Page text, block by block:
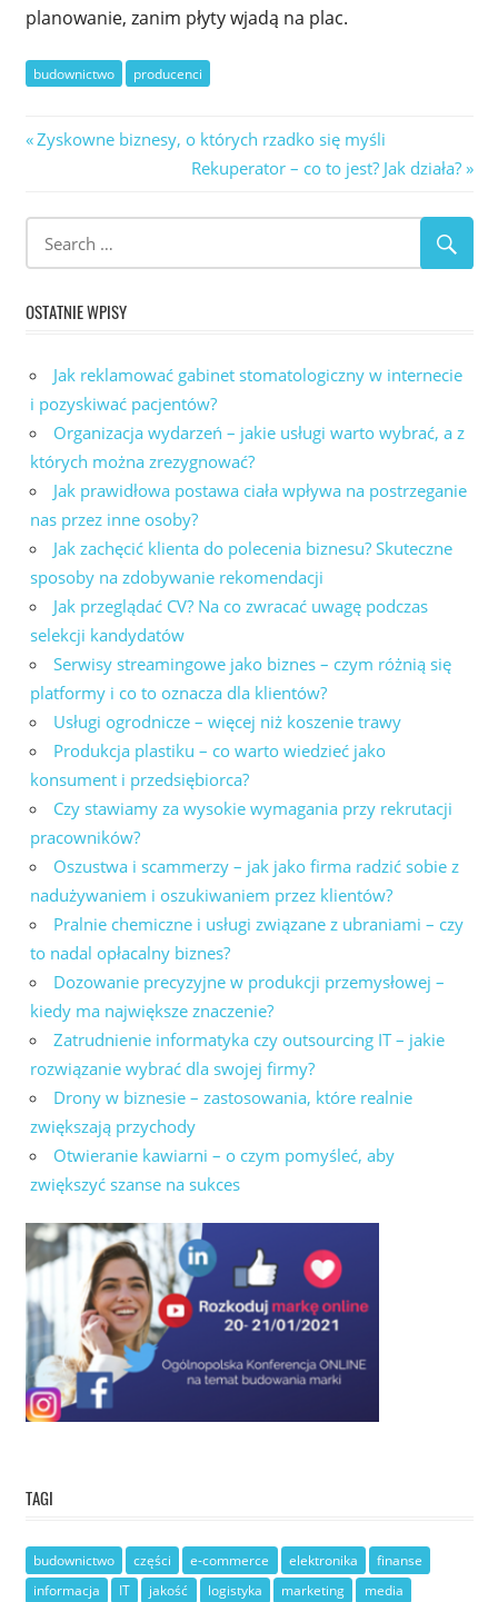
planowanie, zanim płyty wjadą na plac.
budownictwo producenci
Nawigacja
Previous
Zyskowne biznesy, o których rzadko się myśli
Next
Rekuperator – co to jest? Jak działa?
OSTATNIE WPISY
Jak reklamować gabinet stomatologiczny w internecie
i pozyskiwać pacjentów?
Organizacja wydarzeń – jakie usługi warto wybrać, a z
których można zrezygnować?
Jak prawidłowa postawa ciała wpływa na postrzeganie
nas przez inne osoby?
Jak zachęcić klienta do polecenia biznesu? Skuteczne
sposoby na zdobywanie rekomendacji
Jak przeglądać CV? Na co zwracać uwagę podczas
selekcji kandydatów
Serwisy streamingowe jako biznes – czym różnią się
platformy i co to oznacza dla klientów?
Usługi ogrodnicze – więcej niż koszenie trawy
Produkcja plastiku – co warto wiedzieć jako
konsument i przedsiębiorca?
Czy stawiamy za wysokie wymagania przy rekrutacji
pracowników?
Oszustwa i scammerzy – jak jako firma radzić sobie z
nadużywaniem i oszukiwaniem przez klientów?
Pralnie chemiczne i usługi związane z ubraniami – czy
to nadal opłacalny biznes?
Dozowanie precyzyjne w produkcji przemysłowej –
kiedy ma największe znaczenie?
Zatrudnienie informatyka czy outsourcing IT – jakie
rozwiązanie wybrać dla swojej firmy?
Drony w biznesie – zastosowania, które realnie
zwiększają przychody
Otwieranie kawiarni – o czym pomyśleć, aby
zwiększyć szanse na sukces
TAGI
budownictwo części e-commerce elektronika
finanse
informacja
IT jakość logistyka marketing media